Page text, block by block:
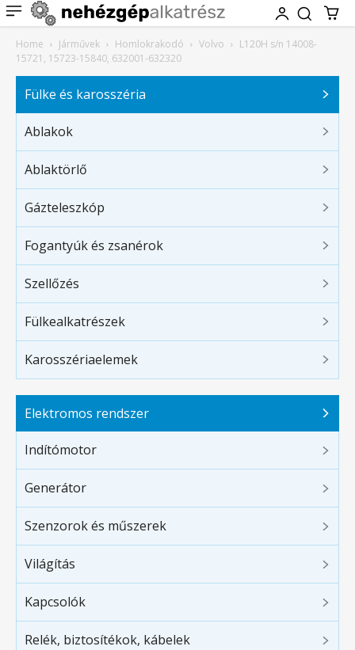
Home Járművek Homlokrakodó Volvo
L120H s/n 14008-
15721, 15723-15840, 632001-632320
Fülke és karosszéria
Ablakok
Ablaktörlő
Gázteleszkóp
Fogantyúk és zsanérok
Szellőzés
Fülkealkatrészek
Karosszériaelemek
Elektromos rendszer
Indítómotor
Generátor
Szenzorok és műszerek
Világítás
Kapcsolók
Relék, biztosítékok, kábelek